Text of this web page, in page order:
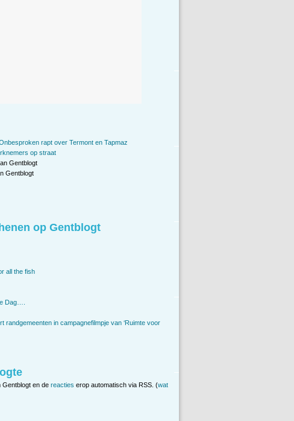
rapt over Termont en Tapmaz
op straat
Gentblogt
Gentblogt
op Gentblogt
all the fish
Dag….
randgemeenten in campagnefilmpje van ‘Ruimte voor
Gentblogt en de reacties erop automatisch via RSS. (wat